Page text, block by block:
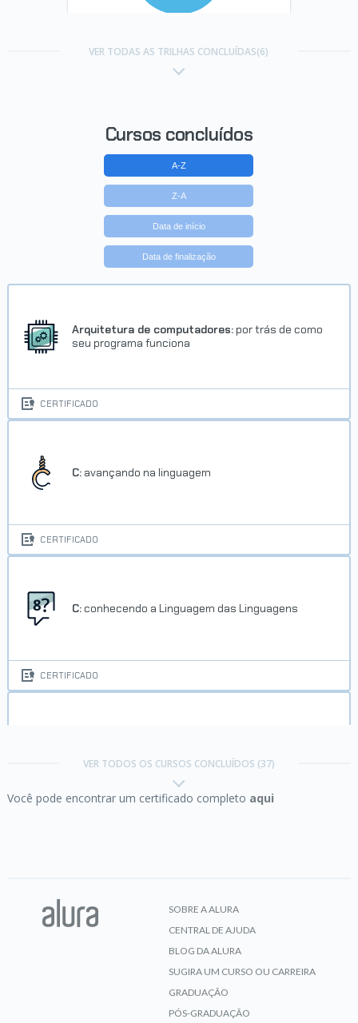
CSS para projetos web
Trilha HTML e CSS para projetos
web
Concluído em 18/02/2026
VER CERTIFICADO
Python com Orientação a
VER TODAS AS TRILHAS CONCLUÍDAS(6)
Cursos concluídos
A-Z
Z-A
Data de início
Data de finalização
Arquitetura de computadores: por trás de como
seu programa funciona
CERTIFICADO
C: avançando na linguagem
CERTIFICADO
C: conhecendo a Linguagem das Linguagens
CERTIFICADO
boas-vindas e primeiros passos
VER TODOS OS CURSOS CONCLUÍDOS (37)
Você pode encontrar um certificado completo aqui
SOBRE A ALURA
CENTRAL DE AJUDA
BLOG DA ALURA
SUGIRA UM CURSO OU CARREIRA
GRADUAÇÃO
PÓS-GRADUAÇÃO